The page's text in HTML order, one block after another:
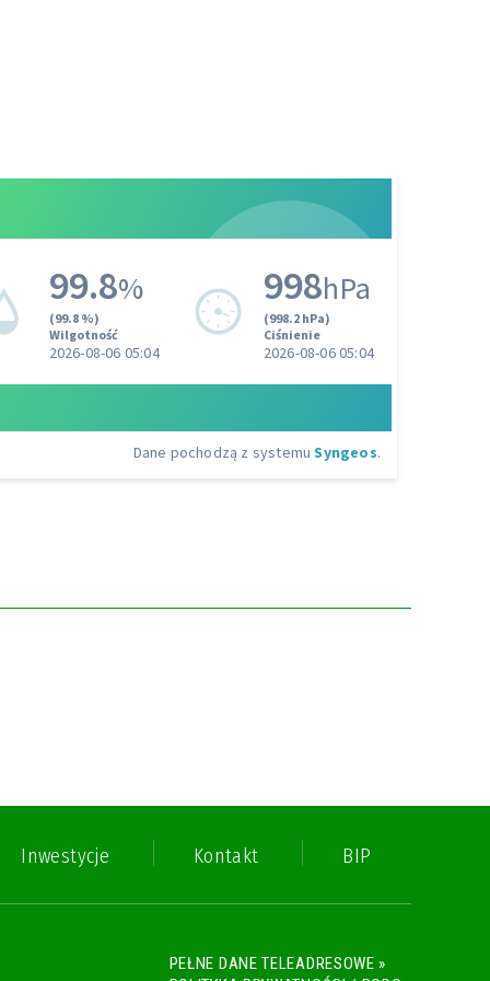
Inwestycje Kontakt BIP
PEŁNE DANE TELEADRESOWE »